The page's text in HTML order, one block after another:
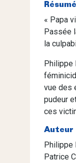
« Papa
Passée
la
Philippe
vue des
pudeur
ces
Auteur
Philippe
Patrice